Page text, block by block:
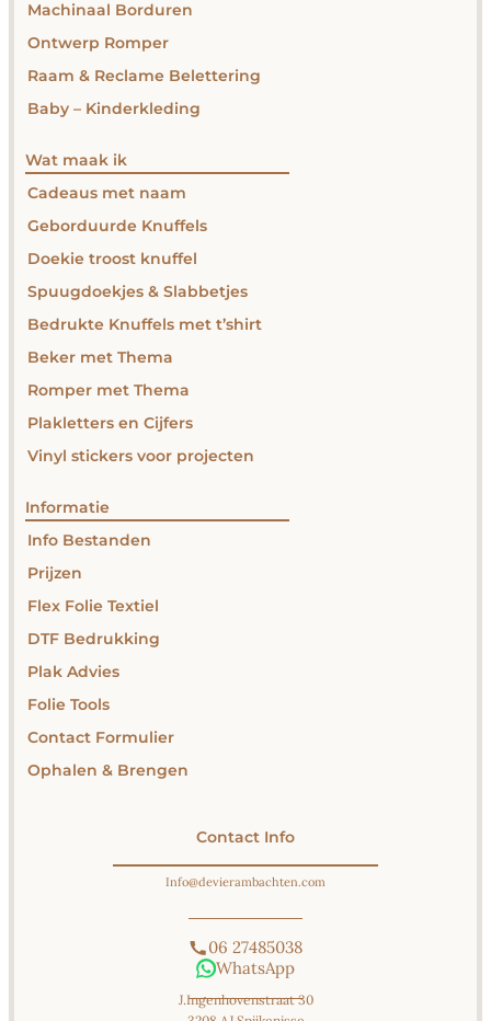
Machinaal Borduren
Ontwerp Romper
Raam & Reclame Belettering
Baby – Kinderkleding
Wat maak ik
Cadeaus met naam
Geborduurde Knuffels
Doekie troost knuffel
Spuugdoekjes & Slabbetjes
Bedrukte Knuffels met t’shirt
Beker met Thema
Romper met Thema
Plakletters en Cijfers
Vinyl stickers voor projecten
Informatie
Info Bestanden
Prijzen
Flex Folie Textiel
DTF Bedrukking
Plak Advies
Folie Tools
Contact Formulier
Ophalen & Brengen
Contact Info
Info@devierambachten.com
06 27485038
WhatsApp
J.Ingenhovenstraat 30